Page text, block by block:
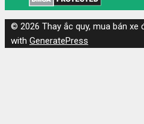
© 2026 Thay ắc quy, mua bán xe
with GeneratePress